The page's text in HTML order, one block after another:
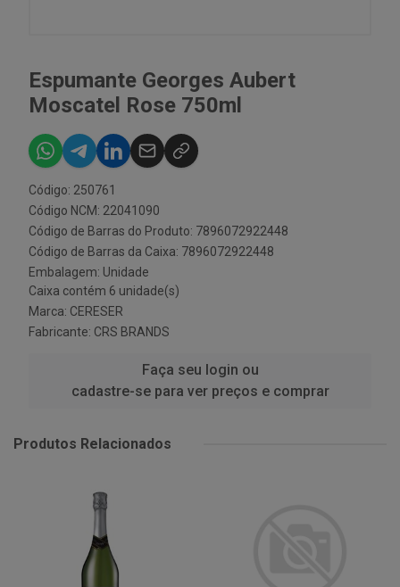
Espumante Georges Aubert
Moscatel Rose 750ml
Código: 250761
Código NCM: 22041090
Código de Barras do Produto: 7896072922448
Código de Barras da Caixa: 7896072922448
Embalagem: Unidade
Caixa contém 6 unidade(s)
Marca: CERESER
Fabricante: CRS BRANDS
Faça seu login ou
cadastre-se para ver preços e comprar
Produtos Relacionados